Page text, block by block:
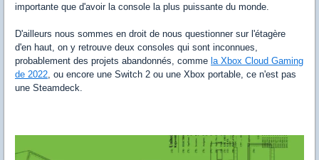
importante que d'avoir la console la plus puissante du monde.
D'ailleurs nous sommes en droit de nous questionner sur l'étagère
d'en haut, on y retrouve deux consoles qui sont inconnues,
probablement des projets abandonnés, comme la Xbox Cloud Gaming
de 2022 , ou encore une Switch 2 ou une Xbox portable, ce n'est pas
une Steamdeck.